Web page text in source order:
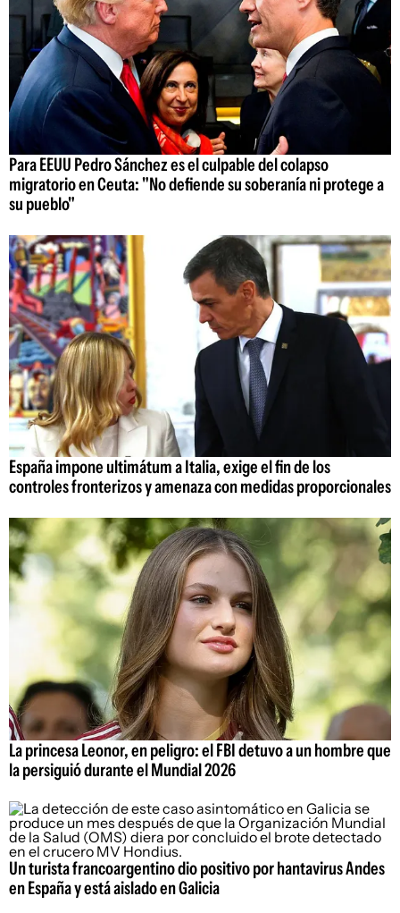
Para EEUU Pedro Sánchez es el culpable del colapso
migratorio en Ceuta: "No defiende su soberanía ni protege a
su pueblo"
España impone ultimátum a Italia, exige el fin de los
controles fronterizos y amenaza con medidas proporcionales
La princesa Leonor, en peligro: el FBI detuvo a un hombre que
la persiguió durante el Mundial 2026
Un turista francoargentino dio positivo por hantavirus Andes
en España y está aislado en Galicia